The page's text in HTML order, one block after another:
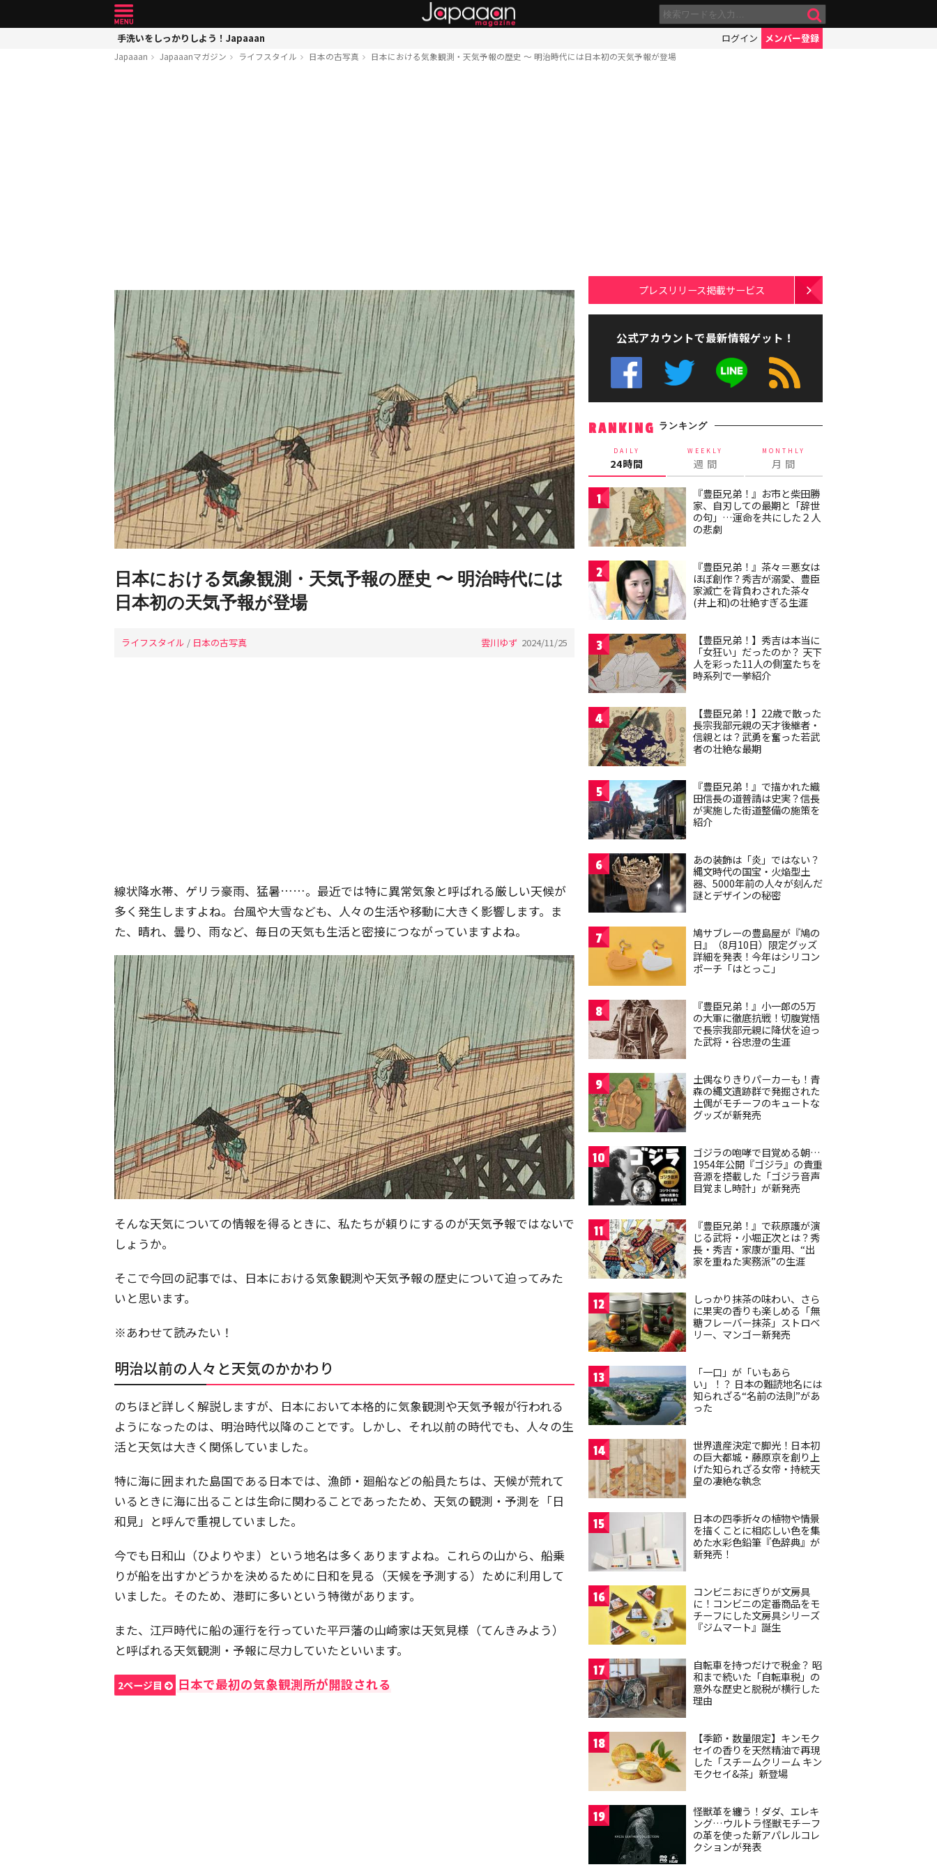
手洗いをしっかりしよう！Japaaan ログイン メンバー登録
Japaaan Japaaanマガジン ライフスタイル 日本の古写真 日本における気象観測・天気予報の歴史 〜 明治時代には日本初の天気予報が登場
日本における気象観測・天気予報の歴史 〜 明治時代には
日本初の天気予報が登場
ライフスタイル / 日本の古写真 雲川ゆず 2024/11/25
線状降水帯、ゲリラ豪雨、猛暑……。最近では特に異常気象と呼ばれる厳しい天候が
多く発生しますよね。台風や大雪なども、人々の生活や移動に大きく影響します。ま
た、晴れ、曇り、雨など、毎日の天気も生活と密接につながっていますよね。
そんな天気についての情報を得るときに、私たちが頼りにするのが天気予報ではないで
しょうか。
そこで今回の記事では、日本における気象観測や天気予報の歴史について迫ってみた
いと思います。
※あわせて読みたい！
明治以前の人々と天気のかかわり
のちほど詳しく解説しますが、日本において本格的に気象観測や天気予報が行われる
ようになったのは、明治時代以降のことです。しかし、それ以前の時代でも、人々の生
活と天気は大きく関係していました。
特に海に囲まれた島国である日本では、漁師・廻船などの船員たちは、天候が荒れて
いるときに海に出ることは生命に関わることであったため、天気の観測・予測を「日
和見」と呼んで重視していました。
今でも日和山（ひよりやま）という地名は多くありますよね。これらの山から、船乗
りが船を出すかどうかを決めるために日和を見る（天候を予測する）ために利用して
いました。そのため、港町に多いという特徴があります。
また、江戸時代に船の運行を行っていた平戸藩の山崎家は天気見様（てんきみよう）
と呼ばれる天気観測・予報に尽力していたといいます。
2ページ目 日本で最初の気象観測所が開設される
プレスリリース掲載サービス
公式アカウントで最新情報ゲット！
RANKING ランキング
DAILY
24時間
WEEKLY
週 間
MONTHLY
月 間
1
『豊臣兄弟！』お市と柴田勝
家、自刃しての最期と「辞世
の句」…運命を共にした２人
の悲劇
2
『豊臣兄弟！』茶々＝悪女は
ほぼ創作？秀吉が溺愛、豊臣
家滅亡を背負わされた茶々
(井上和)の壮絶すぎる生涯
3
【豊臣兄弟！】秀吉は本当に
「女狂い」だったのか？ 天下
人を彩った11人の側室たちを
時系列で一挙紹介
4
【豊臣兄弟！】22歳で散った
長宗我部元親の天才後継者・
信親とは？武勇を奮った若武
者の壮絶な最期
5
『豊臣兄弟！』で描かれた織
田信長の道普請は史実？信長
が実施した街道整備の施策を
紹介
6
あの装飾は「炎」ではない？
縄文時代の国宝・火焔型土
器、5000年前の人々が刻んだ
謎とデザインの秘密
7
鳩サブレーの豊島屋が『鳩の
日』（8月10日）限定グッズ
詳細を発表！今年はシリコン
ポーチ「はとっこ」
8
『豊臣兄弟！』小一郎の5万
の大軍に徹底抗戦！切腹覚悟
で長宗我部元親に降伏を迫っ
た武将・谷忠澄の生涯
9
土偶なりきりパーカーも！青
森の縄文遺跡群で発掘された
土偶がモチーフのキュートな
グッズが新発売
10
ゴジラの咆哮で目覚める朝…
1954年公開『ゴジラ』の貴重
音源を搭載した「ゴジラ音声
目覚まし時計」が新発売
11
『豊臣兄弟！』で萩原護が演
じる武将・小堀正次とは？秀
長・秀吉・家康が重用、“出
家を重ねた実務派”の生涯
12
しっかり抹茶の味わい、さら
に果実の香りも楽しめる「無
糖フレーバー抹茶」ストロベ
リー、マンゴー新発売
13
「一口」が「いもあら
い」！？ 日本の難読地名には
知られざる“名前の法則”があ
った
14
世界遺産決定で脚光！日本初
の巨大都城・藤原京を創り上
げた知られざる女帝・持統天
皇の凄絶な執念
15
日本の四季折々の植物や情景
を描くことに相応しい色を集
めた水彩色鉛筆『色辞典』が
新発売！
16
コンビニおにぎりが文房具
に！コンビニの定番商品をモ
チーフにした文房具シリーズ
『ジムマート』誕生
17
自転車を持つだけで税金？ 昭
和まで続いた「自転車税」の
意外な歴史と脱税が横行した
理由
18
【季節・数量限定】キンモク
セイの香りを天然精油で再現
した「スチームクリーム キン
モクセイ&茶」新登場
19
怪獣革を纏う！ダダ、エレキ
ング…ウルトラ怪獣モチーフ
の革を使った新アパレルコレ
クションが発表